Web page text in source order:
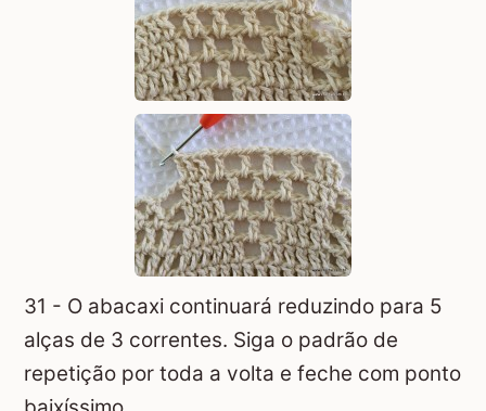
31 - O abacaxi continuará reduzindo para 5
alças de 3 correntes. Siga o padrão de
repetição por toda a volta e feche com ponto